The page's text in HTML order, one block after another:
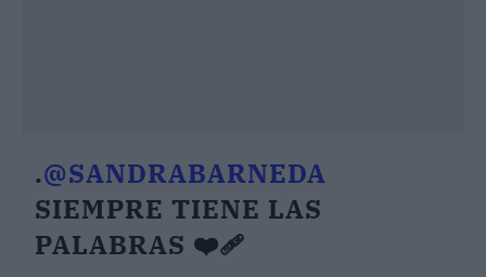
.@SANDRABARNEDA
SIEMPRE TIENE LAS
PALABRAS ❤️‍🩹